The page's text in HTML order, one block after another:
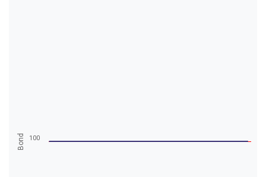
Bond 100